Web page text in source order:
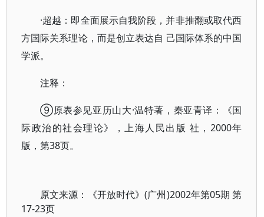
·超越：即全面展示自我阶段，并非推翻或取代西
方国际关系理论，而是创立表达自 己国际体系的中国
学派。
注释：
⑨原表参见亚历山大·温特著，秦亚青译：《国
际政治的社会理论》，上海人民出版 社，2000年
版，第38页。
原文来源：《开放时代》(广州)2002年第05期 第
17-23页